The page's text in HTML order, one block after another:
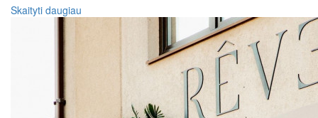
Skaityti daugiau